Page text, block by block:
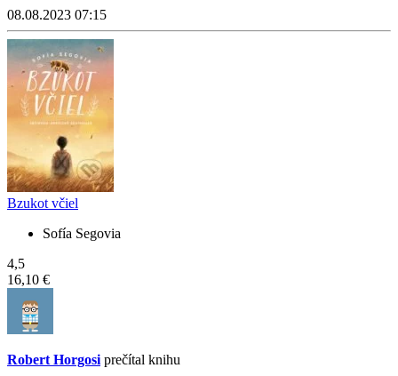
08.08.2023 07:15
Bzukot včiel
Sofía Segovia
4,5
16,10 €
Robert Horgosi prečítal knihu